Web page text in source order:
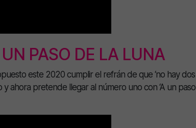
PASO DE LA LUNA
este 2020 cumplir el refrán de que ‘no hay dos
y ahora pretende llegar al número uno con ‘A un paso